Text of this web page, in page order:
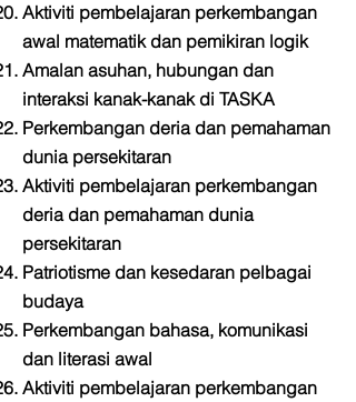
Aktiviti pembelajaran perkembangan
awal matematik dan pemikiran logik
Amalan asuhan, hubungan dan
interaksi kanak-kanak di TASKA
Perkembangan deria dan pemahaman
dunia persekitaran
Aktiviti pembelajaran perkembangan
deria dan pemahaman dunia
persekitaran
Patriotisme dan kesedaran pelbagai
budaya
Perkembangan bahasa, komunikasi
dan literasi awal
Aktiviti pembelajaran perkembangan